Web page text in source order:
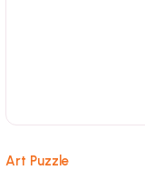
Art Puzzle